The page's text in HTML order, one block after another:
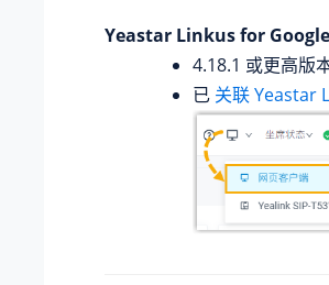
Yeastar Linkus for Google
4.18.1 或更高版
已 关联 Yeastar